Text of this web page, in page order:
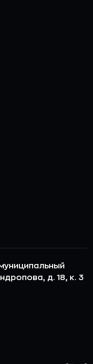
д. 18, к. 3